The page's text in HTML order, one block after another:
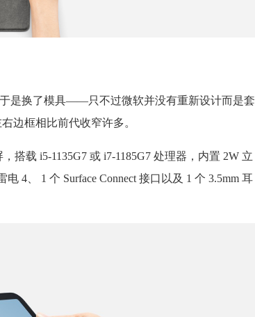
于是换了模具——只不过微软并没有重新设计而是套
边框相比前代收窄许多。
搭载 i5-1135G7 或 i7-1185G7 处理器，内置 2W 立
4、 1 个 Surface Connect 接口以及 1 个 3.5mm 耳